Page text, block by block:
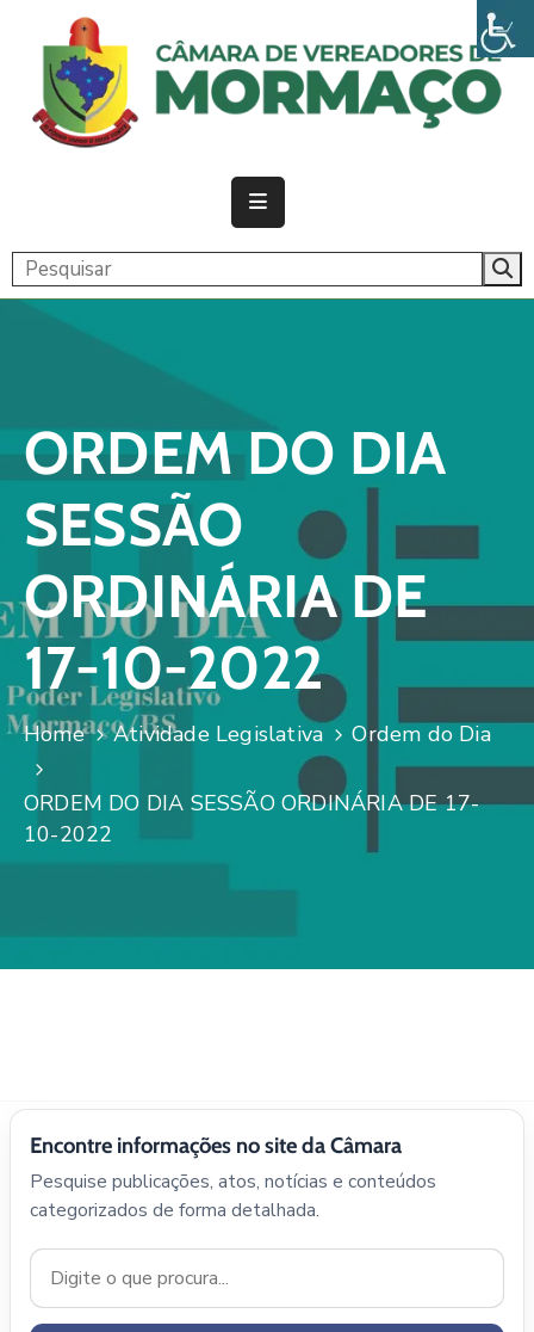
PÁGINA
INICIAL
LEGISLATIVA
CONTATO
ORDEM DO DIA
SESSÃO
ORDINÁRIA DE
17-10-2022
Home Atividade Legislativa Ordem do Dia
ORDEM DO DIA SESSÃO ORDINÁRIA DE 17-
10-2022
Encontre informações no site da Câmara
Pesquise publicações, atos, notícias e conteúdos
categorizados de forma detalhada.